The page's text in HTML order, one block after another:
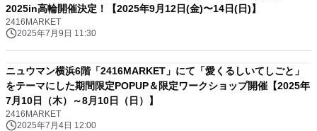
2025in高輪開催決定！【2025年9月12日(金)〜14日(日)】
2416MARKET
2025年7月9日 11:30
ニュウマン横浜6階「2416MARKET」にて「愛くるしいてしごと」
をテーマにした期間限定POPUP＆限定ワークショップ開催【2025年
7月10日（木）～8月10日（日）】
2416MARKET
2025年7月4日 12:00